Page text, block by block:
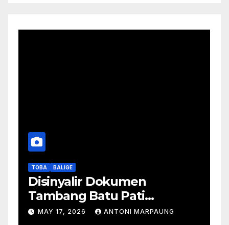
TOBA BALIGE
Disinyalir Dokumen
Tambang Batu Pati
Simanjuntak Palsu – Jerry
MAY 17, 2026 ANTONI MARPAUNG